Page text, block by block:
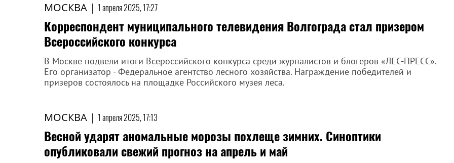
МОСКВА | 1 апреля 2025, 17:27
Корреспондент муниципального телевидения Волгограда стал призером
Всероссийского конкурса
В Москве подвели итоги Всероссийского конкурса среди журналистов и блогеров «ЛЕС-ПРЕСС».
Его организатор - Федеральное агентство лесного хозяйства. Награждение победителей и
призеров состоялось на площадке Российского музея леса.
МОСКВА | 1 апреля 2025, 17:13
Весной ударят аномальные морозы похлеще зимних. Синоптики
опубликовали свежий прогноз на апрель и май